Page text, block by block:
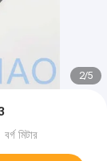
2/5
মিটার